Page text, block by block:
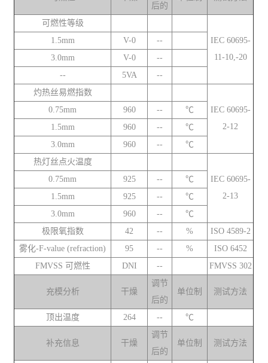
后的
可燃性等级
IEC 60695-
11-10,-20
1.5mm V-0
--
3.0mm
V-0
--
--
5VA
--
灼热丝易燃指数
IEC 60695-
2-12
0.75mm 960 --
℃
1.5mm
960 --
℃
3.0mm
960 --
℃
热灯丝点火温度
IEC 60695-
2-13
0.75mm 925 --
℃
1.5mm
925 --
℃
3.0mm
960 --
℃
极限氧指数
42 -- %
ISO 4589-2
雾化-F-value (refraction)
95 -- %
ISO 6452
FMVSS 可燃性
DNI -- FMVSS 302
充模分析 干燥
调节
后的
单位制 测试方法
顶出温度 264 -- ℃
补充信息 干燥
调节
后的
单位制 测试方法